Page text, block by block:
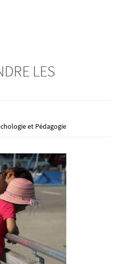
LES
et Pédagogie